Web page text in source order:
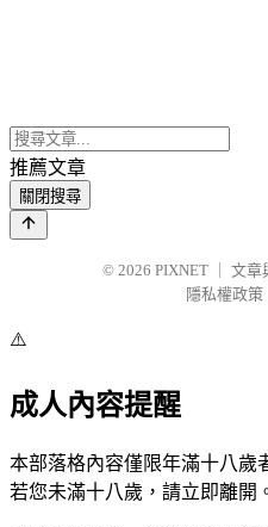
推薦文章
關閉搜尋
© 2026 PIXNET
文章
隱私權政策
⚠️
成人內容提醒
本部落格內容僅限年滿十八歲
若您未滿十八歲，請立即離開